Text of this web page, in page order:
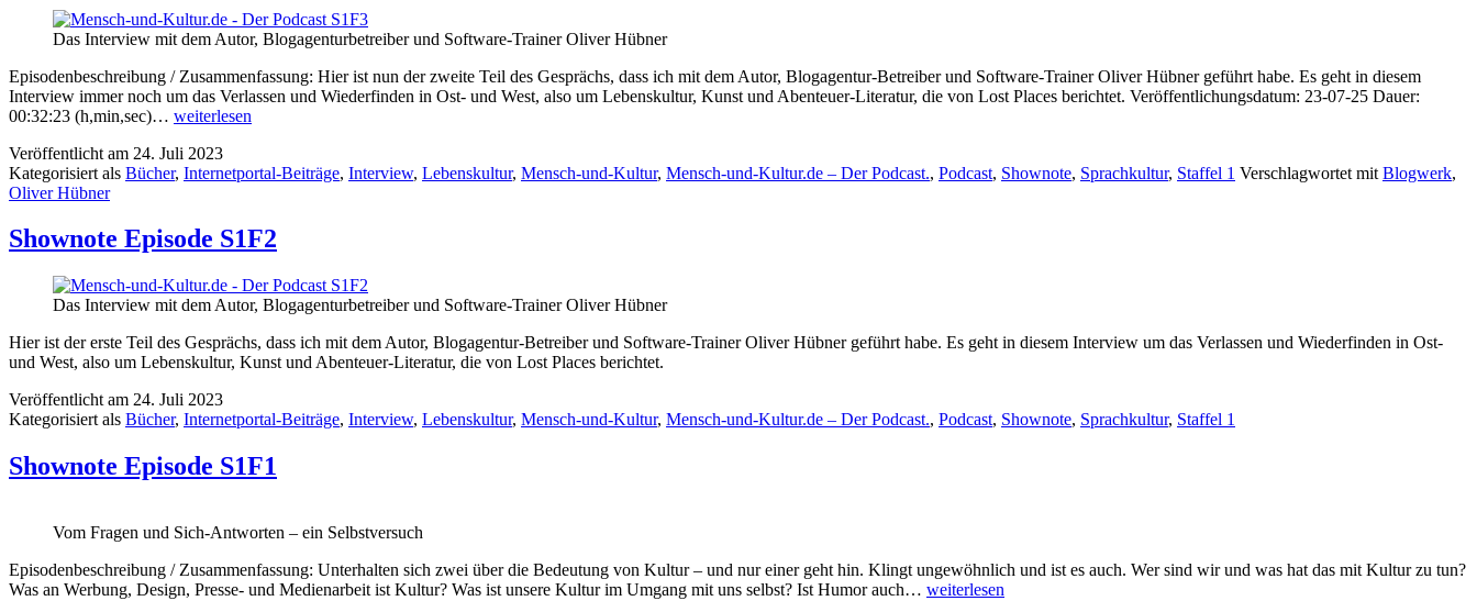
Das Interview mit dem Autor, Blogagenturbetreiber und Software-Trainer Oliver Hübner
Episodenbeschreibung / Zusammenfassung: Hier ist nun der zweite Teil des Gesprächs, dass ich mit dem Autor, Blogagentur-Betreiber und Software-Trainer Oliver Hübner geführt habe. Es geht in diesem
Interview immer noch um das Verlassen und Wiederfinden in Ost- und West, also um Lebenskultur, Kunst und Abenteuer-Literatur, die von Lost Places berichtet. Veröffentlichungsdatum: 23-07-25 Dauer:
00:32:23 (h,min,sec)… Shownote
S1F3
weiterlesen
Veröffentlicht am 24. Juli 2023
Kategorisiert als Bücher, Internetportal-Beiträge, Interview, Lebenskultur, Mensch-und-Kultur, Mensch-und-Kultur.de – Der Podcast., Podcast, Shownote, Sprachkultur, Staffel 1 Verschlagwortet mit Blogwerk,
Oliver Hübner
Shownote Episode S1F2
Das Interview mit dem Autor, Blogagenturbetreiber und Software-Trainer Oliver Hübner
Hier ist der erste Teil des Gesprächs, dass ich mit dem Autor, Blogagentur-Betreiber und Software-Trainer Oliver Hübner geführt habe. Es geht in diesem Interview um das Verlassen und Wiederfinden in Ost-
und West, also um Lebenskultur, Kunst und Abenteuer-Literatur, die von Lost Places berichtet.
Veröffentlicht am 24. Juli 2023
Kategorisiert als Bücher, Internetportal-Beiträge, Interview, Lebenskultur, Mensch-und-Kultur, Mensch-und-Kultur.de – Der Podcast., Podcast, Shownote, Sprachkultur, Staffel 1
Shownote Episode S1F1
Vom Fragen und Sich-Antworten – ein Selbstversuch
Episodenbeschreibung / Zusammenfassung: Unterhalten sich zwei über die Bedeutung von Kultur – und nur einer geht hin. Klingt ungewöhnlich und ist es auch. Wer sind wir und was hat das mit Kultur zu tun?
Was an Werbung, Design, Presse- und Medienarbeit ist Kultur? Was ist unsere Kultur im Umgang mit uns selbst? Ist Humor auch… Shownote
weiterlesen